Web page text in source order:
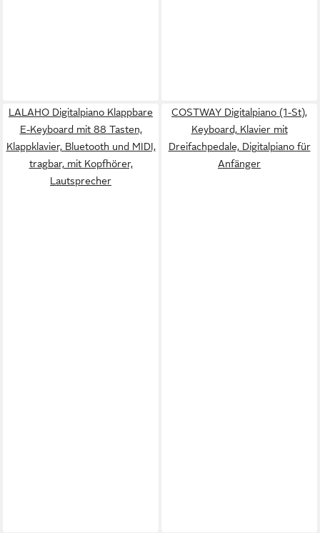
LALAHO Digitalpiano Klappbare
E-Keyboard mit 88 Tasten,
Klappklavier, Bluetooth und MIDI,
tragbar, mit Kopfhörer,
Lautsprecher
COSTWAY Digitalpiano (1-St),
Keyboard, Klavier mit
Dreifachpedale, Digitalpiano für
Anfänger